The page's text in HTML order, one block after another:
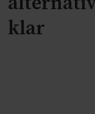
klar